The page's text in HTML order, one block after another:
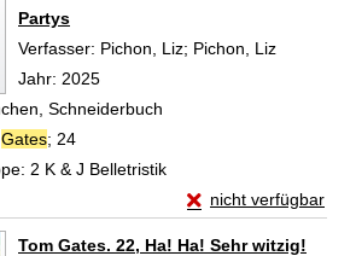
Partys
Verfasser: Pichon, Liz; Pichon, Liz
Jahr: 2025
Schneiderbuch
Gates; 24
2 K & J Belletristik
nicht verfügbar
Exemplar-Details
Tom Gates. 22, Ha! Ha! Sehr witzig!